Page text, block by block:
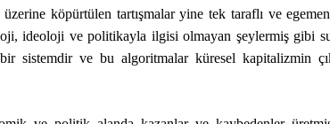
köpürtülen tartışmalar yine tek taraflı ve
ideoloji ve politikayla ilgisi olmayan şeylermiş gibi
sistemdir ve bu algoritmalar küresel kapitalizmin